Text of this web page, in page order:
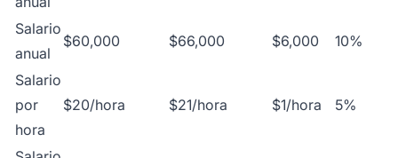
Salario
anual
$60,000 $66,000 $6,000 10%
Salario
por
hora
$20/hora $21/hora $1/hora 5%